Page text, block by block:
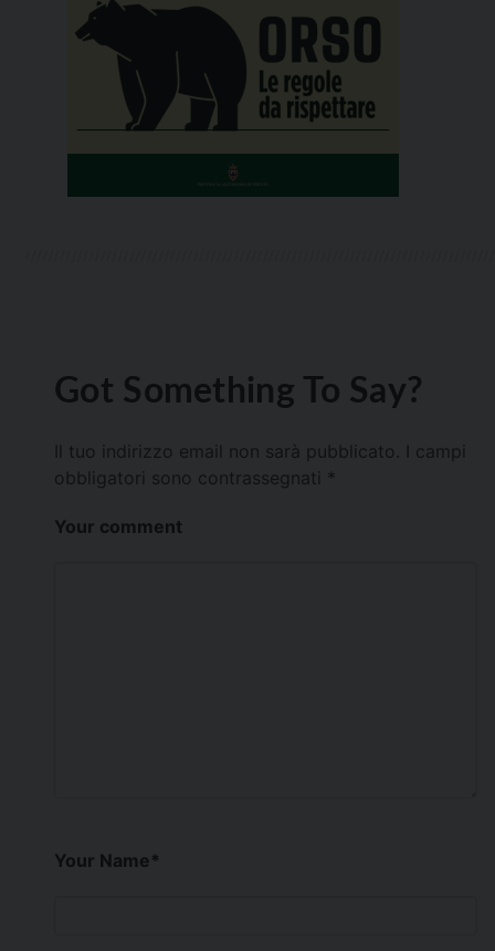
Got Something To Say?
Il tuo indirizzo email non sarà pubblicato.
I campi
obbligatori sono contrassegnati *
Your comment
Your Name*